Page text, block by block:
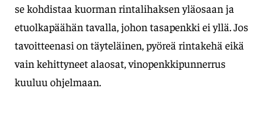
se kohdistaa kuorman rintalihaksen yläosaan ja
etuolkapäähän tavalla, johon tasapenkki ei yllä. Jos
tavoitteenasi on täyteläinen, pyöreä rintakehä eikä
vain kehittyneet alaosat, vinopenkkipunnerrus
kuuluu ohjelmaan.